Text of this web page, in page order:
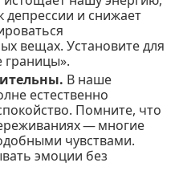
депрессии и снижает
вещах. Установите для
границы».
В наше
естественно
Помните, что
— многие
чувствами.
эмоции без